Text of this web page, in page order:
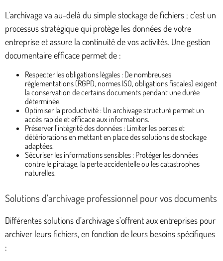
L’archivage va au-delà du simple stockage de fichiers ; c’est un
processus stratégique qui protège les données de votre
entreprise et assure la continuité de vos activités. Une gestion
documentaire efficace permet de :
Respecter les obligations légales : De nombreuses
réglementations (RGPD, normes ISO, obligations fiscales) exigent
la conservation de certains documents pendant une durée
déterminée.
Optimiser la productivité : Un archivage structuré permet un
accès rapide et efficace aux informations.
Préserver l’intégrité des données : Limiter les pertes et
détériorations en mettant en place des solutions de stockage
adaptées.
Sécuriser les informations sensibles : Protéger les données
contre le piratage, la perte accidentelle ou les catastrophes
naturelles.
Solutions d’archivage professionnel pour vos documents
Différentes solutions d’archivage s’offrent aux entreprises pour
archiver leurs fichiers, en fonction de leurs besoins spécifiques
: